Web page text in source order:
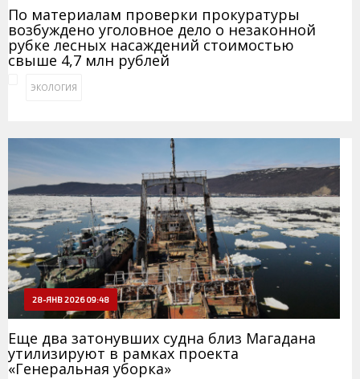
По материалам проверки прокуратуры
возбуждено уголовное дело о незаконной
рубке лесных насаждений стоимостью
свыше 4,7 млн рублей
ЭКОЛОГИЯ
28-ЯНВ 2026 09:48
Еще два затонувших судна близ Магадана
утилизируют в рамках проекта
«Генеральная уборка»